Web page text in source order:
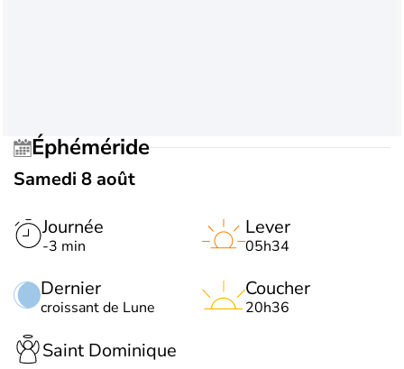
Éphéméride
Samedi 8 août
Journée
-3 min
Dernier
croissant de Lune
Lever
05h34
Coucher
20h36
Saint Dominique